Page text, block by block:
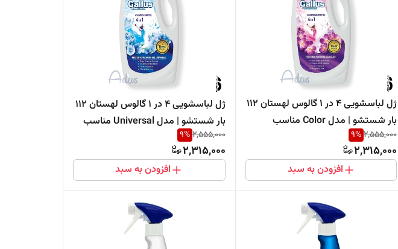
ژل لباسشویی 4 در 1 گالوس لهستان 112
بار شستشو | مدل Color مناسب
لباس‌های رنگی
2,555,000
9%
2,315,000
افزودن به سبد
ژل لباسشویی 4 در 1 گالوس لهستان 112
بار شستشو | مدل Universal مناسب
انواع لباس
2,555,000
9%
2,315,000
افزودن به سبد